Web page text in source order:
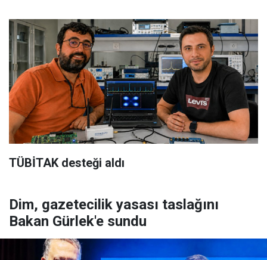
TÜBİTAK desteği aldı
Dim, gazetecilik yasası taslağını
Bakan Gürlek'e sundu